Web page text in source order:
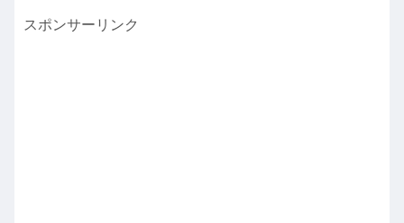
スポンサーリンク